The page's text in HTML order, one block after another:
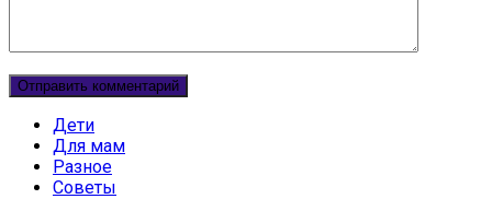
Дети
Для мам
Разное
Советы